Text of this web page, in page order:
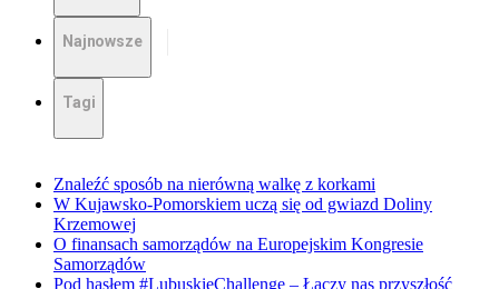
Najnowsze
Tagi
Znaleźć sposób na nierówną walkę z korkami
W Kujawsko-Pomorskiem uczą się od gwiazd Doliny
Krzemowej
O finansach samorządów na Europejskim Kongresie
Samorządów
Pod hasłem #LubuskieChallenge – Łączy nas przyszłość